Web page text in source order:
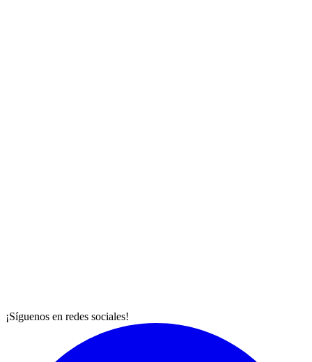
¡Síguenos en redes sociales!